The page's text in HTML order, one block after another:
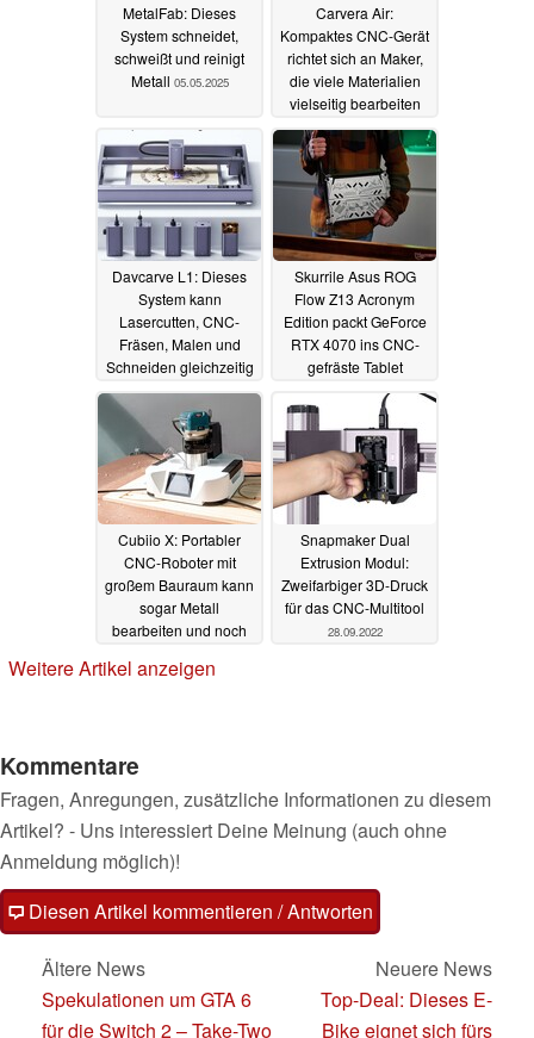
MetalFab: Dieses
System schneidet,
schweißt und reinigt
Metall 05.05.2025
Carvera Air:
Kompaktes CNC-Gerät
richtet sich an Maker,
die viele Materialien
vielseitig bearbeiten
wollen07.05.2024
Davcarve L1: Dieses
System kann
Lasercutten, CNC-
Fräsen, Malen und
Schneiden gleichzeitig
16.10.2023
Skurrile Asus ROG
Flow Z13 Acronym
Edition packt GeForce
RTX 4070 ins CNC-
gefräste Tablet
Cubiio X: Portabler
CNC-Roboter mit
großem Bauraum kann
sogar Metall
bearbeiten und noch
werden10.03.2023
Snapmaker Dual
Extrusion Modul:
Zweifarbiger 3D-Druck
für das CNC-Multitool
28.09.2022
Weitere Artikel anzeigen
Kommentare
Fragen, Anregungen, zusätzliche Informationen zu diesem
Artikel? - Uns interessiert Deine Meinung (auch ohne
Anmeldung möglich)!
Diesen Artikel kommentieren / Antworten
Ältere News
Spekulationen um GTA 6
für die Switch 2 – Take-Two
Neuere News
Top-Deal: Dieses E-
Bike eignet sich fürs